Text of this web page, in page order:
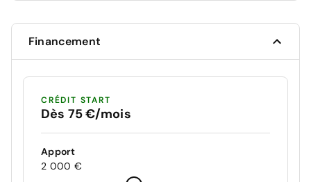
Financement
CRÉDIT START
Dès 75 €/mois
Apport
2 000 €